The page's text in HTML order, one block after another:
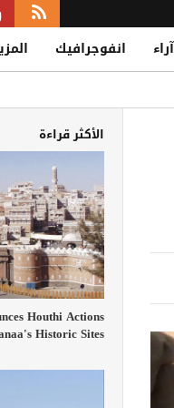
آراء انفوجرافيك
الأكثر قراءة
Houthi Actions
Historic Sites